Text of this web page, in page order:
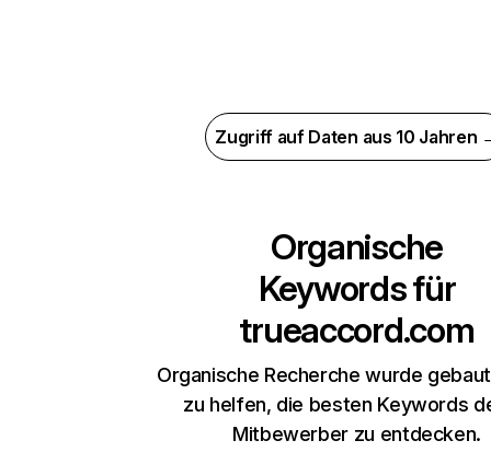
Zugriff auf Daten aus 10 Jahren
Organische
Keywords für
trueaccord.com
Organische Recherche wurde
zu helfen, die besten Keywords
Mitbewerber zu entdecken.